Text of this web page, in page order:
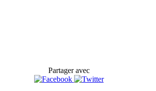
Partager avec